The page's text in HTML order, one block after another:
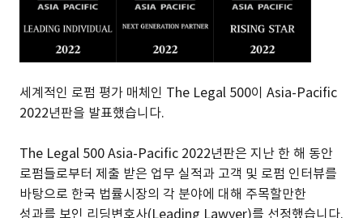
세계적인 로펌 평가 매체인 The Legal 500이 Asia-Pacific
2022년판을 발표했습니다.
The Legal 500 Asia-Pacific 2022년판은 지난 한 해 동안
로펌들로부터 제출 받은 업무 실적과 고객 및 로펌 인터뷰를
바탕으로 한국 법률시장의 각 분야에 대해 주목할만한
성과를 보인 리딩변호사(Leading Lawyer)를 선정했습니다.